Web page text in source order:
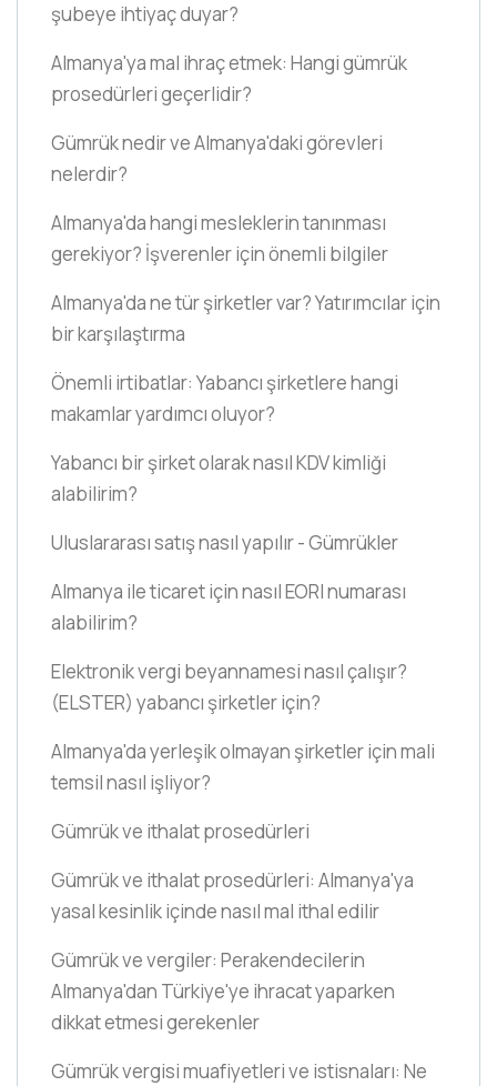
şubeye ihtiyaç duyar?
Almanya'ya mal ihraç etmek: Hangi gümrük
prosedürleri geçerlidir?
Gümrük nedir ve Almanya'daki görevleri
nelerdir?
Almanya'da hangi mesleklerin tanınması
gerekiyor? İşverenler için önemli bilgiler
Almanya'da ne tür şirketler var? Yatırımcılar için
bir karşılaştırma
Önemli irtibatlar: Yabancı şirketlere hangi
makamlar yardımcı oluyor?
Yabancı bir şirket olarak nasıl KDV kimliği
alabilirim?
Uluslararası satış nasıl yapılır - Gümrükler
Almanya ile ticaret için nasıl EORI numarası
alabilirim?
Elektronik vergi beyannamesi nasıl çalışır?
(ELSTER) yabancı şirketler için?
Almanya'da yerleşik olmayan şirketler için mali
temsil nasıl işliyor?
Gümrük ve ithalat prosedürleri
Gümrük ve ithalat prosedürleri: Almanya'ya
yasal kesinlik içinde nasıl mal ithal edilir
Gümrük ve vergiler: Perakendecilerin
Almanya'dan Türkiye'ye ihracat yaparken
dikkat etmesi gerekenler
Gümrük vergisi muafiyetleri ve istisnaları: Ne